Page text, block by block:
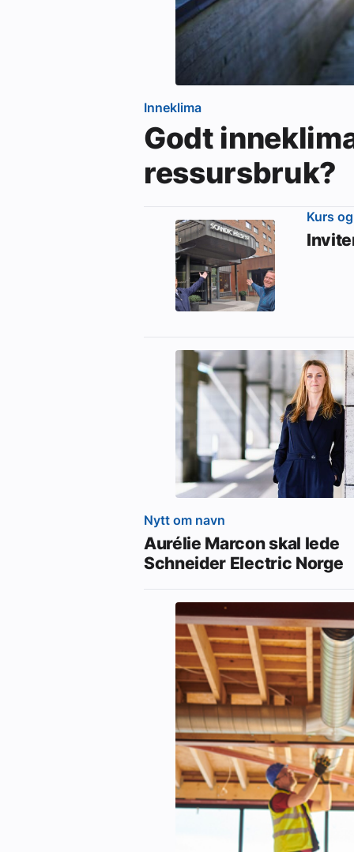
Inneklima
Godt
ressursbruk?
Kurs
Nytt om navn
Aurélie Marcon skal lede
Schneider Electric Norge